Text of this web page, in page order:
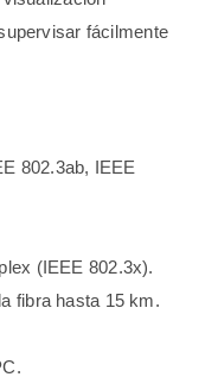
fácilmente
802.3ab, IEEE
(IEEE 802.3x).
fibra hasta 15 km.